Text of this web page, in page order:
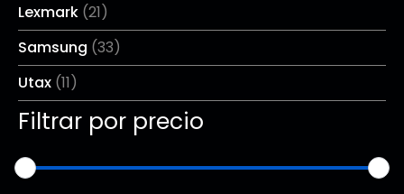
Lexmark (21)
Samsung (33)
Utax (11)
Filtrar por precio